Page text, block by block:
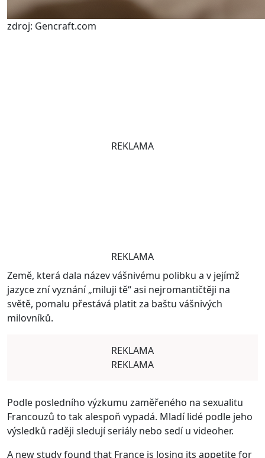
zdroj: Gencraft.com
REKLAMA
REKLAMA
Země, která dala název vášnivému polibku a v jejímž
jazyce zní vyznání „miluji tě“ asi nejromantičtěji na
světě, pomalu přestává platit za baštu vášnivých
milovníků.
REKLAMA
REKLAMA
Podle posledního výzkumu zaměřeného na sexualitu
Francouzů to tak alespoň vypadá. Mladí lidé podle jeho
výsledků raději sledují seriály nebo sedí u videoher.
A new study found that France is losing its appetite for